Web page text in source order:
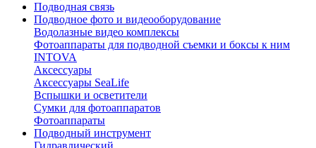
Подводная связь
Подводное фото и видеооборудование
Водолазные видео комплексы
Фотоаппараты для подводной съемки и боксы к ним
INTOVA
Аксессуары
Аксессуары SeaLife
Вспышки и осветители
Сумки для фотоаппаратов
Фотоаппараты
Подводный инструмент
Гидравлический